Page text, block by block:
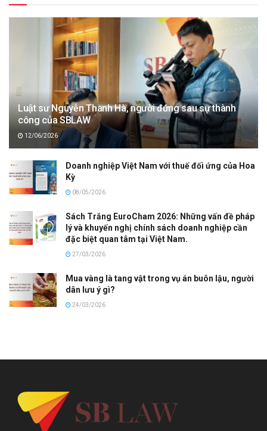
Luật sư Nguyễn Thanh Hà, người đứng sau sự thành
công của SBLAW
12/06/2026
Doanh nghiệp Việt Nam với thuế đối ứng của Hoa
Kỳ
08/05/2026
Sách Trắng EuroCham 2026: Những vấn đề pháp
lý và khuyến nghị chính sách doanh nghiệp cần
đặc biệt quan tâm tại Việt Nam.
27/03/2026
Mua vàng là tang vật trong vụ án buôn lậu, người
dân lưu ý gì?
24/03/2026